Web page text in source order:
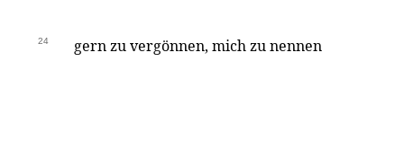
24 gern zu vergönnen, mich zu nennen